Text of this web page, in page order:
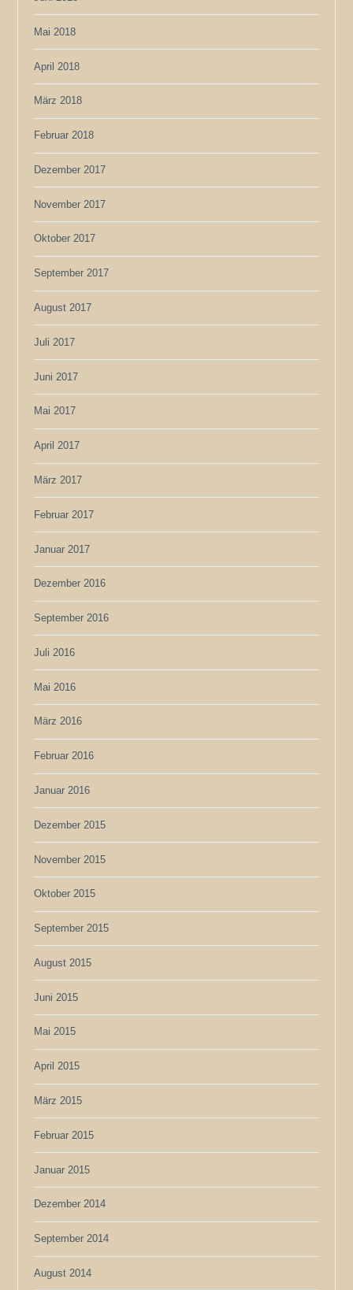
Mai 2018
April 2018
März 2018
Februar 2018
Dezember 2017
November 2017
Oktober 2017
September 2017
August 2017
Juli 2017
Juni 2017
Mai 2017
April 2017
März 2017
Februar 2017
Januar 2017
Dezember 2016
September 2016
Juli 2016
Mai 2016
März 2016
Februar 2016
Januar 2016
Dezember 2015
November 2015
Oktober 2015
September 2015
August 2015
Juni 2015
Mai 2015
April 2015
März 2015
Februar 2015
Januar 2015
Dezember 2014
September 2014
August 2014